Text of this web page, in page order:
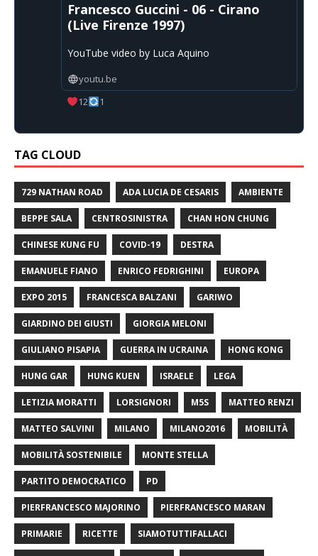
Francesco Guccini - 06 - Cirano
(Live Firenze 1997)
YouTube video by Luca Aquino
youtu.be
12
1
TAG CLOUD
729 NATHAN ROAD ADA LUCIA DE CESARIS AMBIENTE
BEPPE SALA CENTROSINISTRA CHAN HON CHUNG
CHINESE KUNG FU COVID-19 DESTRA
EMANUELE FIANO ENRICO FEDRIGHINI EUROPA
EXPO 2015 FRANCESCA BALZANI GARIWO
GIARDINO DEI GIUSTI GIORGIA MELONI
GIULIANO PISAPIA GUERRA IN UCRAINA HONG KONG
HUNG GAR HUNG KUEN ISRAELE LEGA
LETIZIA MORATTI LORSIGNORI M5S MATTEO RENZI
MATTEO SALVINI MILANO MILANO2016 MOBILITÀ
MOBILITÀ SOSTENIBILE MONTE STELLA
PARTITO DEMOCRATICO PD
PIERFRANCESCO MAJORINO PIERFRANCESCO MARAN
PRIMARIE RICETTE SIAMOTUTTIFALLACI